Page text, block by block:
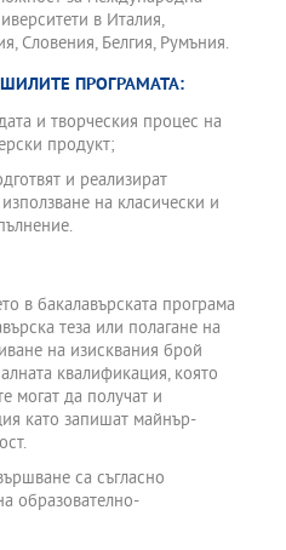
в Италия,
Словения, Белгия, Румъния.
ПРОГРАМАТА:
и творческия процес на
продукт;
и реализират
на класически и
в бакалавърската програма
теза или полагане на
на изисквания брой
квалификация, която
могат да получат и
като запишат майнър-
са съгласно
образователно-